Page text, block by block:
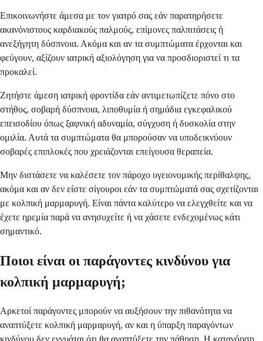
Επικοινωνήστε άμεσα με τον γιατρό σας εάν παρατηρήσετε
ακανόνιστους καρδιακούς παλμούς, επίμονες παλπιτάσεις ή
ανεξήγητη δύσπνοια. Ακόμα και αν τα συμπτώματα έρχονται και
φεύγουν, αξίζουν ιατρική αξιολόγηση για να προσδιοριστεί τι τα
προκαλεί.
Ζητήστε άμεση ιατρική φροντίδα εάν αντιμετωπίζετε πόνο στο
στήθος, σοβαρή δύσπνοια, λιποθυμία ή σημάδια εγκεφαλικού
επεισοδίου όπως ξαφνική αδυναμία, σύγχυση ή δυσκολία στην
ομιλία. Αυτά τα συμπτώματα θα μπορούσαν να υποδεικνύουν
σοβαρές επιπλοκές που χρειάζονται επείγουσα θεραπεία.
Μην διστάσετε να καλέσετε τον πάροχο υγειονομικής περίθαλψης,
ακόμα και αν δεν είστε σίγουροι εάν τα συμπτώματά σας σχετίζονται
με κολπική μαρμαρυγή. Είναι πάντα καλύτερο να ελεγχθείτε και να
έχετε ηρεμία παρά να ανησυχείτε ή να χάσετε ενδεχομένως κάτι
σημαντικό.
Ποιοι είναι οι παράγοντες κινδύνου για
κολπική μαρμαρυγή;
Αρκετοί παράγοντες μπορούν να αυξήσουν την πιθανότητα να
αναπτύξετε κολπική μαρμαρυγή, αν και η ύπαρξη παραγόντων
κινδύνου δεν εγγυάται ότι θα αναπτύξετε την πάθηση. Η κατανόηση